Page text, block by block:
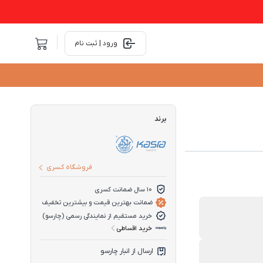
ورود | ثبت نام
برند
فروشگاه کسری
10 سال ضمانت کسری
ضمانت بهترین قیمت و بیشترین تخفیف
خرید مستقیم از نمایندگی رسمی (چارسو)
خرید اقساطی
ارسال از انبار چارسو